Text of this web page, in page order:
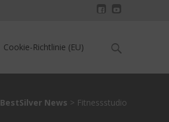
Cookie-Richtlinie (EU)
Search
BestSilver News > Fitnessstudio